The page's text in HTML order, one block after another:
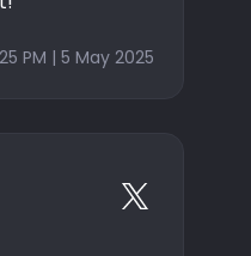
PM | 5 May 2025